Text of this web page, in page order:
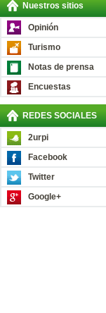
Nuestros sitios
Opinión
Turismo
Notas de prensa
Encuestas
REDES SOCIALES
2urpi
Facebook
Twitter
Google+